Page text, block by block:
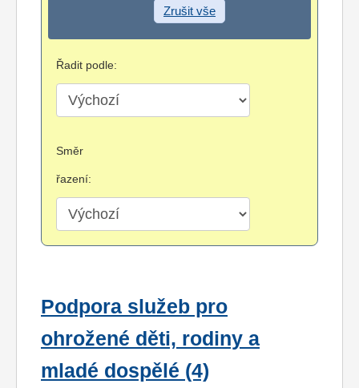
Zrušit vše
Řadit podle:
Směr
řazení:
Podpora služeb pro
ohrožené děti, rodiny a
mladé dospělé (4)